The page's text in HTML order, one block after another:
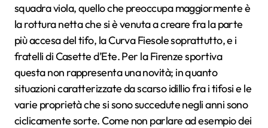
squadra viola, quello che preoccupa maggiormente è
la rottura netta che si è venuta a creare fra la parte
più accesa del tifo, la Curva Fiesole soprattutto, e i
fratelli di Casette d’Ete. Per la Firenze sportiva
questa non rappresenta una novità; in quanto
situazioni caratterizzate da scarso idillio fra i tifosi e le
varie proprietà che si sono succedute negli anni sono
ciclicamente sorte. Come non parlare ad esempio dei